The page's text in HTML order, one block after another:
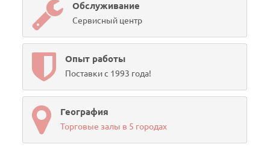
Обслуживание
Сервисный центр
Опыт работы
Поставки с 1993 года!
География
Торговые залы в 5 городах